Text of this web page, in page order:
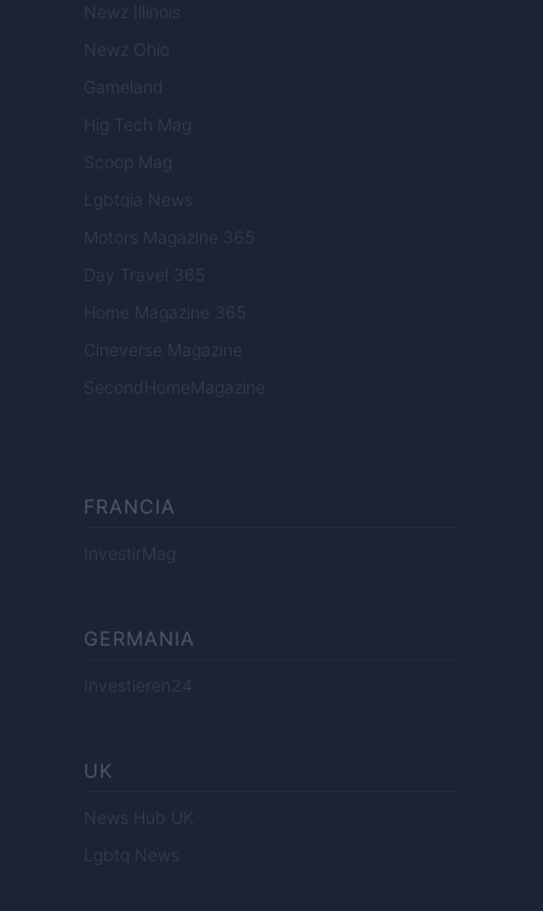
Newz Illinois
Newz Ohio
Gameland
Hig Tech Mag
Scoop Mag
Lgbtqia News
Motors Magazine 365
Day Travel 365
Home Magazine 365
Cineverse Magazine
SecondHomeMagazine
FRANCIA
InvestirMag
GERMANIA
Investieren24
UK
News Hub UK
Lgbtq News